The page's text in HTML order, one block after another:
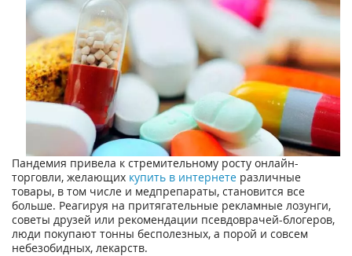
Пандемия привела к стремительному росту онлайн-
торговли, желающих купить в интернете различные
товары, в том числе и медпрепараты, становится все
больше. Реагируя на притягательные рекламные лозунги,
советы друзей или рекомендации псевдоврачей-блогеров,
люди покупают тонны бесполезных, а порой и совсем
небезобидных, лекарств.